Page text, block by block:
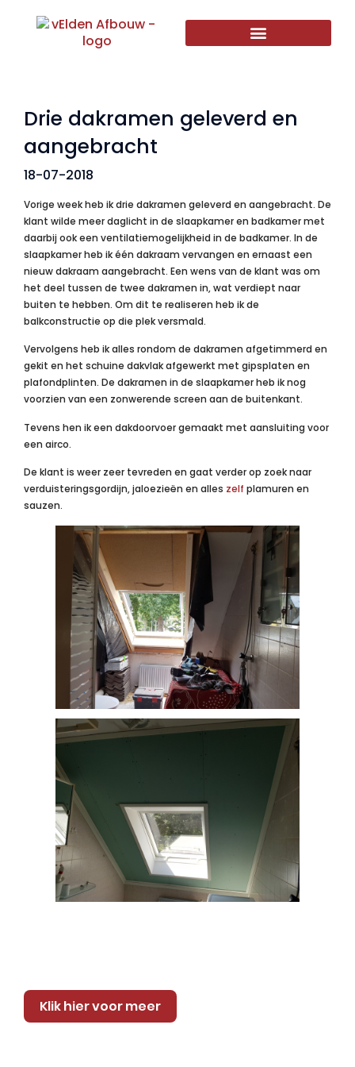
Drie dakramen geleverd en
aangebracht
18-07-2018
Vorige week heb ik drie dakramen geleverd en aangebracht. De
klant wilde meer daglicht in de slaapkamer en badkamer met
daarbij ook een ventilatiemogelijkheid in de badkamer. In de
slaapkamer heb ik één dakraam vervangen en ernaast een
nieuw dakraam aangebracht. Een wens van de klant was om
het deel tussen de twee dakramen in, wat verdiept naar
buiten te hebben. Om dit te realiseren heb ik de
balkconstructie op die plek versmald.
Vervolgens heb ik alles rondom de dakramen afgetimmerd en
gekit en het schuine dakvlak afgewerkt met gipsplaten en
plafondplinten. De dakramen in de slaapkamer heb ik nog
voorzien van een zonwerende screen aan de buitenkant.
Tevens hen ik een dakdoorvoer gemaakt met aansluiting voor
een airco.
De klant is weer zeer tevreden en gaat verder op zoek naar
verduisteringsgordijn, jaloezieën en alles zelf plamuren en
sauzen.
Klik hier voor meer